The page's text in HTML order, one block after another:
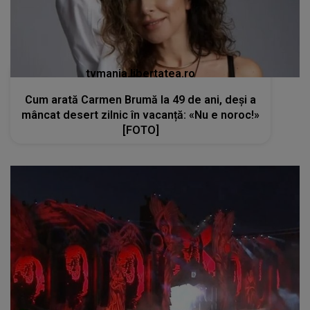
tvmania.libertatea.ro
Cum arată Carmen Brumă la 49 de ani, deși a
mâncat desert zilnic în vacanță: «Nu e noroc!»
[FOTO]